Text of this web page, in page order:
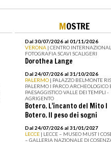
MOSTRE
Dal 30/07/2026 al 01/11/2026
VERONA | CENTRO
FOTOGRAFIA SCAVI SCALIGERI
Dorothea Lange
Dal 24/07/2026 al 31/10/2026
PALERMO | PALAZZO BELMONTE
PALERMO I PARCO ARCHEOLOGICO
PAESAGGISTICO VALLE DEI TEMPLI -
AGRIGENTO
Botero. L’incanto del Mito I
Botero. Il peso dei sogni
Dal 24/07/2026 al 31/01/2027
LECCE | LECCE – MUSEO MUST I
– GALLERIA NAZIONALE DI